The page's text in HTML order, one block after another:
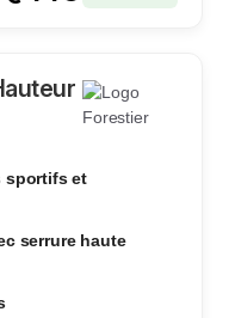
sportifs et
serrure haute